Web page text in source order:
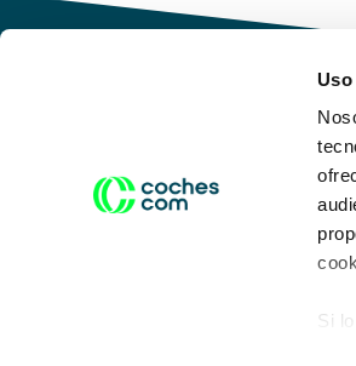
Si
Conduce tu futuro,
desata tu movilidad